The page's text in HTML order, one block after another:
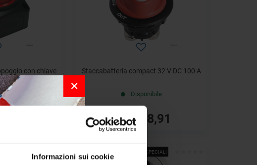
×
Informazioni sui cookie
con chiave
Staccabatteria compact 32 V DC 100 A
Disponibile
€ 11,55 € 8,91
OFFERTE SPECIALI
- 30%